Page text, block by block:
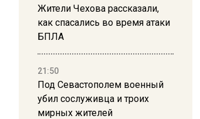
Жители Чехова рассказали,
как спасались во время атаки
БПЛА
21:50
Под Севастополем военный
убил сослуживца и троих
мирных жителей